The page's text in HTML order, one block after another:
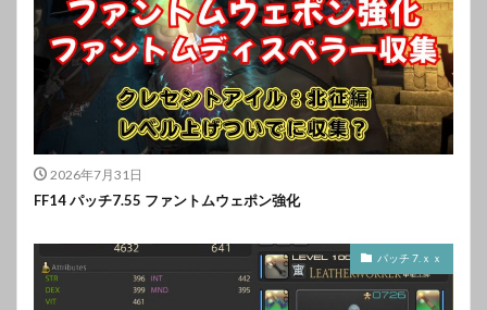
2026年7月31日
FF14 パッチ7.55 ファントムウェポン強化
パッチ 7.ｘｘ